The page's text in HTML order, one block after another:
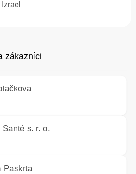
Izrael
obchodu je 5 z 5 hviezdičiek.
Santé s. r. o.
obchodu je 5 z 5 hviezdičiek.
Paskrta